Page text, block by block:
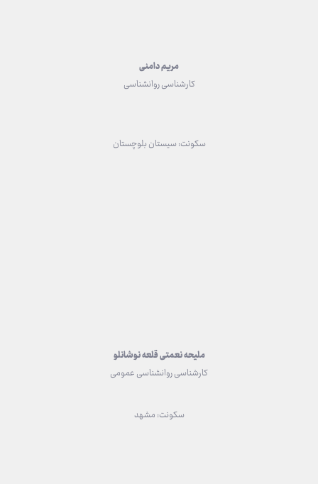
مریم دامنی
کارشناسی روانشناسی
سکونت: سیستان بلوچستان
ملیحه نعمتی قلعه نوشانلو
کارشناسی روانشناسی عمومی
سکونت: مشهد